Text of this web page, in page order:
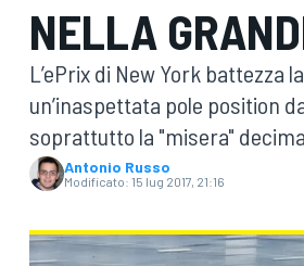
MOTOGP
NELLA
L’ePrix di New York battezza
un’inaspettata pole position
soprattutto la "misera"
Antonio Russo
Modificato: 15 lug 2017, 21:16